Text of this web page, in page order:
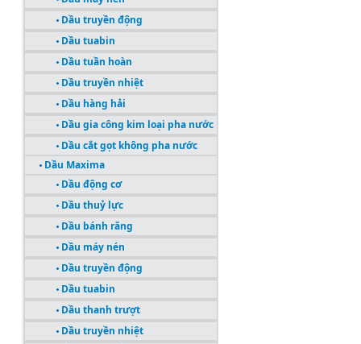
Dầu truyền động
Dầu tuabin
Dầu tuần hoàn
Dầu truyền nhiệt
Dầu hàng hải
Dầu gia công kim loại pha nước
Dầu cắt gọt không pha nước
Dầu Maxima
Dầu động cơ
Dầu thuỷ lực
Dầu bánh răng
Dầu máy nén
Dầu truyền động
Dầu tuabin
Dầu thanh trượt
Dầu truyền nhiệt